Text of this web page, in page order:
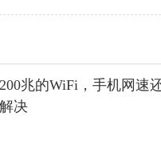
兆的WiFi，手机网速
决